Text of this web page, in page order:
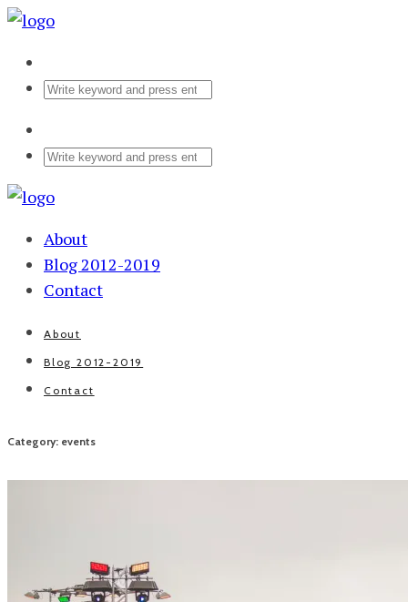
About
Blog 2012-2019
Contact
About
Blog 2012-2019
Contact
Category: events